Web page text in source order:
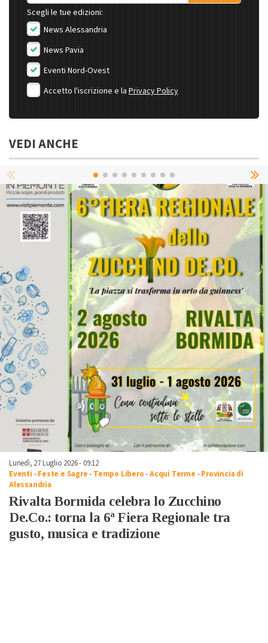
Scegli le tue edizioni:
News Alessandria
News Pavia
Eventi Nord-Ovest
Accetto l'iscrizione e la Privacy Policy
VEDI ANCHE
Lunedì, 27 Luglio 2026 - 09:12
Eventi -Feste e Sagre- Tempo Libero-Acqui Terme -Provincia di
Alessandria
Rivalta Bormida celebra lo Zucchino
De.Co.: torna la 6ª Fiera Regionale tra
gusto, musica e tradizione